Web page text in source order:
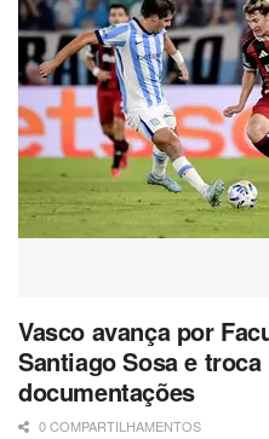
Vasco avança por
Santiago Sosa e troca
documentações
0 COMPARTILHAMENTOS